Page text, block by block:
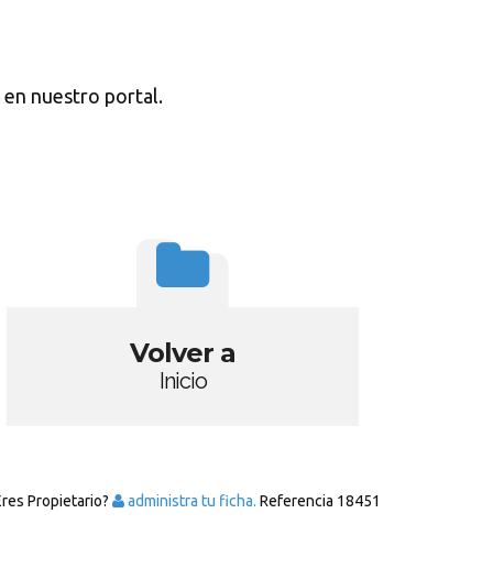
en nuestro portal.
Volver a
Inicio
Propietario? administra tu ficha. Referencia 18451